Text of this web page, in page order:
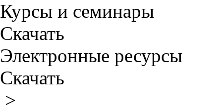
Курсы и семинары
Скачать
Электронные ресурсы
Скачать
>